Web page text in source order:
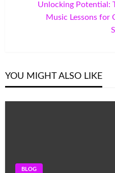
Unlocking Potential:
Music Lessons for
YOU MIGHT ALSO LIKE
BLOG